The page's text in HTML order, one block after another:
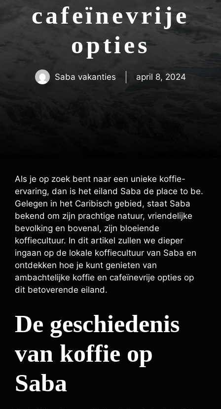
cafeïnevrije
opties
Saba vakanties april 8, 2024
Als je op zoek bent naar een unieke koffie-
ervaring, dan is het eiland Saba de place to be.
Gelegen in het Caribisch gebied, staat Saba
bekend om zijn prachtige natuur, vriendelijke
bevolking en bovenal, zijn bloeiende
koffiecultuur. In dit artikel zullen we dieper
ingaan op de lokale koffiecultuur van Saba en
ontdekken hoe je kunt genieten van
ambachtelijke koffie en cafeïnevrije opties op
dit betoverende eiland.
De geschiedenis
van koffie op
Saba